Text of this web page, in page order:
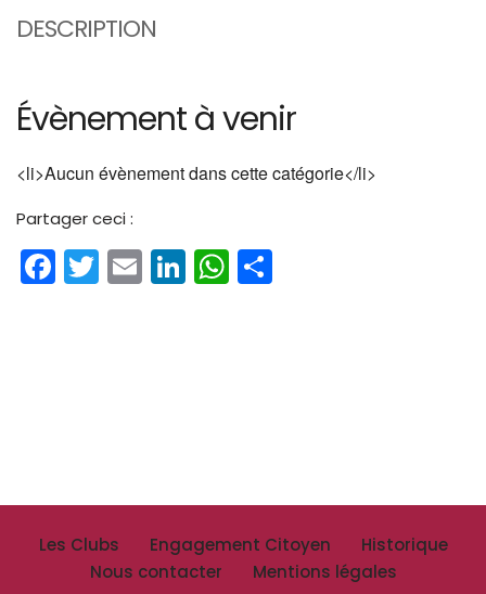
DESCRIPTION
Évènement à venir
<li>Aucun évènement dans cette catégorie</li>
Partager ceci :
Facebook
Twitter
EmailLinkedIn
WhatsApp
Les Clubs Engagement Citoyen
Historique
Nous contacter
Mentions légales